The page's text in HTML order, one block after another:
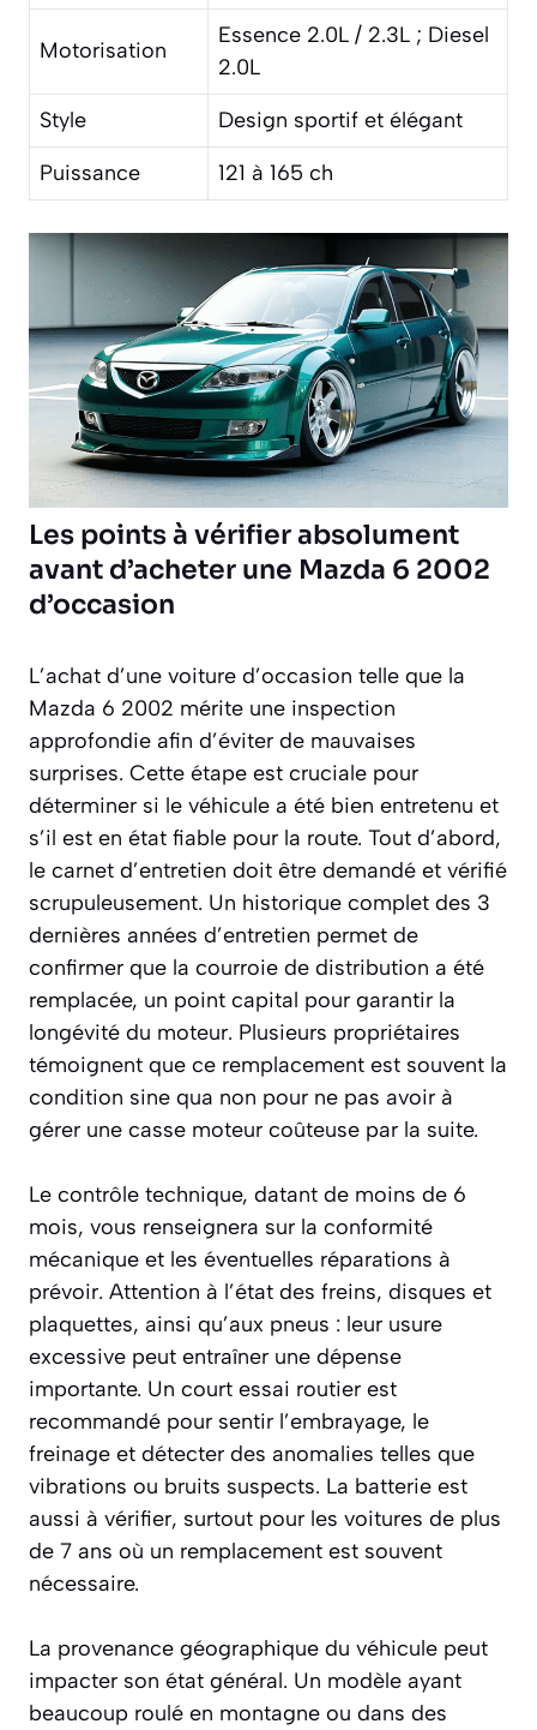
Motorisation
Essence 2.0L / 2.3L ; Diesel
2.0L
Style
Design sportif et élégant
Puissance
121 à 165 ch
Les points à vérifier absolument
avant d’acheter une Mazda 6 2002
d’occasion
L’achat d’une voiture d’occasion telle que la
Mazda 6 2002 mérite une inspection
approfondie afin d’éviter de mauvaises
surprises. Cette étape est cruciale pour
déterminer si le véhicule a été bien entretenu et
s’il est en état fiable pour la route. Tout d’abord,
le carnet d’entretien doit être demandé et vérifié
scrupuleusement. Un historique complet des 3
dernières années d’entretien permet de
confirmer que la courroie de distribution a été
remplacée, un point capital pour garantir la
longévité du moteur. Plusieurs propriétaires
témoignent que ce remplacement est souvent la
condition sine qua non pour ne pas avoir à
gérer une casse moteur coûteuse par la suite.
Le contrôle technique, datant de moins de 6
mois, vous renseignera sur la conformité
mécanique et les éventuelles réparations à
prévoir. Attention à l’état des freins, disques et
plaquettes, ainsi qu’aux pneus : leur usure
excessive peut entraîner une dépense
importante. Un court essai routier est
recommandé pour sentir l’embrayage, le
freinage et détecter des anomalies telles que
vibrations ou bruits suspects. La batterie est
aussi à vérifier, surtout pour les voitures de plus
de 7 ans où un remplacement est souvent
nécessaire.
La provenance géographique du véhicule peut
impacter son état général. Un modèle ayant
beaucoup roulé en montagne ou dans des